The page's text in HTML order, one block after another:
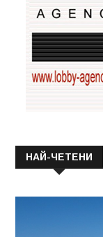
НАЙ-ЧЕТЕНИ